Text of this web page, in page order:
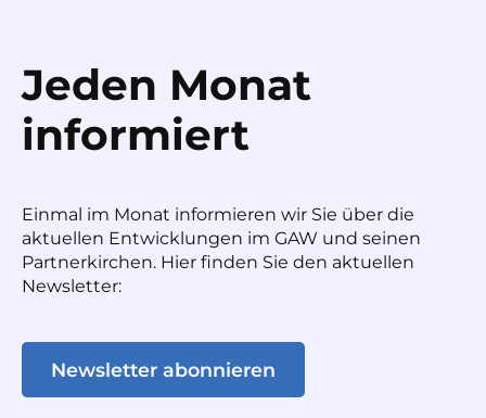
Jeden Monat
informiert
Einmal im Monat informieren wir Sie über die
aktuellen Entwicklungen im GAW und seinen
Partnerkirchen. Hier finden Sie den aktuellen
Newsletter:
Newsletter abonnieren